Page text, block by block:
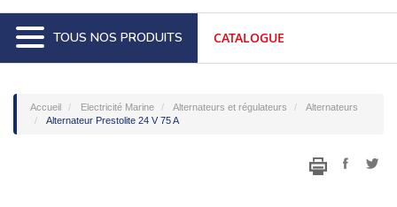
TOUS NOS PRODUITS CATALOGUE
Accueil Electricité Marine Alternateurs et régulateurs
Alternateurs
Alternateur Prestolite 24 V 75 A